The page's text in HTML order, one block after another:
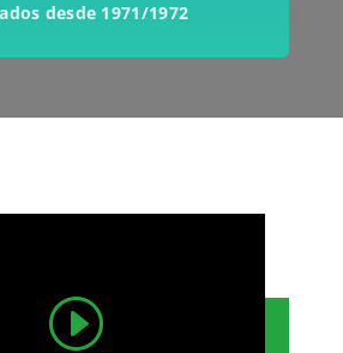
desde 1971/1972